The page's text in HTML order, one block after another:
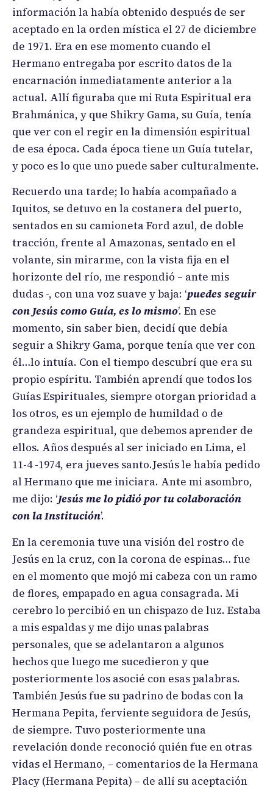
información la había obtenido después de ser
aceptado en la orden mística el 27 de diciembre
de 1971. Era en ese momento cuando el
Hermano entregaba por escrito datos de la
encarnación inmediatamente anterior a la
actual. Allí figuraba que mi Ruta Espiritual era
Brahmánica, y que Shikry Gama, su Guía, tenía
que ver con el regir en la dimensión espiritual
de esa época. Cada época tiene un Guía tutelar,
y poco es lo que uno puede saber culturalmente.
Recuerdo una tarde; lo había acompañado a
Iquitos, se detuvo en la costanera del puerto,
sentados en su camioneta Ford azul, de doble
tracción, frente al Amazonas, sentado en el
volante, sin mirarme, con la vista fija en el
horizonte del río, me respondió – ante mis
dudas -, con una voz suave y baja: ‘puedes seguir
con Jesús como Guía, es lo mismo’. En ese
momento, sin saber bien, decidí que debía
seguir a Shikry Gama, porque tenía que ver con
él…lo intuía. Con el tiempo descubrí que era su
propio espíritu. También aprendí que todos los
Guías Espirituales, siempre otorgan prioridad a
los otros, es un ejemplo de humildad o de
grandeza espiritual, que debemos aprender de
ellos. Años después al ser iniciado en Lima, el
11-4 -1974, era jueves santo.Jesús le había pedido
al Hermano que me iniciara. Ante mi asombro,
me dijo: ‘Jesús me lo pidió por tu colaboración
con la Institución’.
En la ceremonia tuve una visión del rostro de
Jesús en la cruz, con la corona de espinas… fue
en el momento que mojó mi cabeza con un ramo
de flores, empapado en agua consagrada. Mi
cerebro lo percibió en un chispazo de luz. Estaba
a mis espaldas y me dijo unas palabras
personales, que se adelantaron a algunos
hechos que luego me sucedieron y que
posteriormente los asocié con esas palabras.
También Jesús fue su padrino de bodas con la
Hermana Pepita, ferviente seguidora de Jesús,
de siempre. Tuvo posteriormente una
revelación donde reconoció quién fue en otras
vidas el Hermano, – comentarios de la Hermana
Placy (Hermana Pepita) – de allí su aceptación